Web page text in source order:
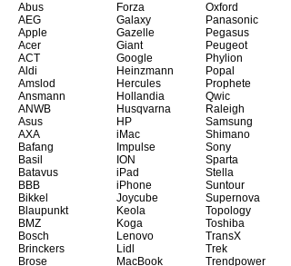
Abus
AEG
Apple
Acer
ACT
Aldi
Amslod
Ansmann
ANWB
Asus
AXA
Bafang
Basil
Batavus
BBB
Bikkel
Blaupunkt
BMZ
Bosch
Brinckers
Brose
Forza
Galaxy
Gazelle
Giant
Google
Heinzmann
Hercules
Hollandia
Husqvarna
HP
iMac
Impulse
ION
iPad
iPhone
Joycube
Keola
Koga
Lenovo
Lidl
MacBook
Oxford
Panasonic
Pegasus
Peugeot
Phylion
Popal
Prophete
Qwic
Raleigh
Samsung
Shimano
Sony
Sparta
Stella
Suntour
Supernova
Topology
Toshiba
TransX
Trek
Trendpower